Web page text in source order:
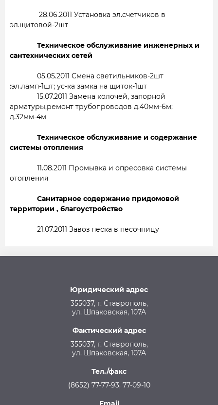
28.06.2011 Установка эл.счетчиков в
эл.щитовой-2шт
Техническое обслуживание инженерных и
сантехнических сетей
05.05.2011 Смена светильников-2шт
:эл.ламп-1шт; ус-ка замка на щиток-1шт
15.07.2011 Замена колочей, запорной
арматуры,ремонт трубопроводов д.40мм-6м;
д.32мм-4м
Техническое обслуживание и содержание
системы отопления
11.08.2011 Промывка и опресовка системы
отопления
Санитарное содержание придомовой
территории , благоустройство
21.07.2011 Завоз песка в песочницу
Юридический адрес
355037, г. Ставрополь,
ул. Шпаковская, 107А
Фактический адрес
355037, г. Ставрополь,
ул. Шпаковская, 107А
Тел./факс
(8652) 77-77-93, 77-09-10